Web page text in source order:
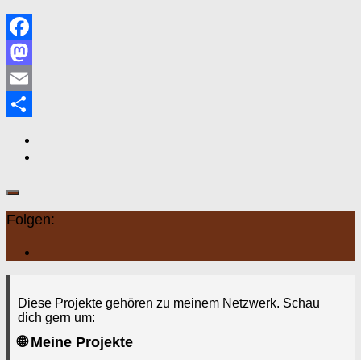
Facebook
Mastodon
Email
Folgen:
Diese Projekte gehören zu meinem Netzwerk. Schau
dich gern um:
🌐 Meine Projekte